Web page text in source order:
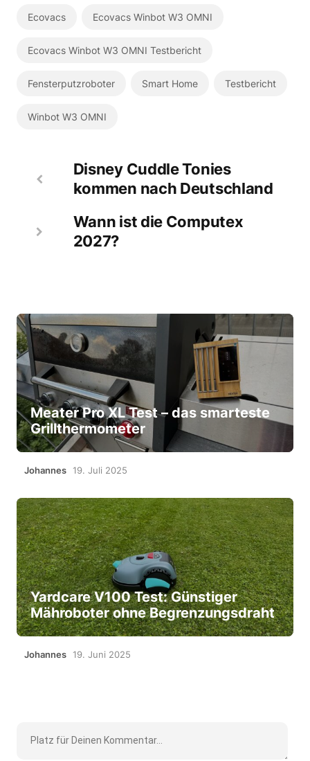
Ecovacs Ecovacs Winbot W3 OMNI
Ecovacs Winbot W3 OMNI Testbericht
Fensterputzroboter Smart Home Testbericht
Winbot W3 OMNI
Disney Cuddle Tonies
kommen nach Deutschland
Wann ist die Computex
2027?
Meater Pro XL Test – das smarteste
Grillthermometer
Johannes 19. Juli 2025
Yardcare V100 Test: Günstiger
Mähroboter ohne Begrenzungsdraht
Johannes 19. Juni 2025